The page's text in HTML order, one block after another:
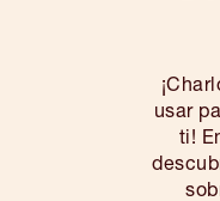
usar
ti!